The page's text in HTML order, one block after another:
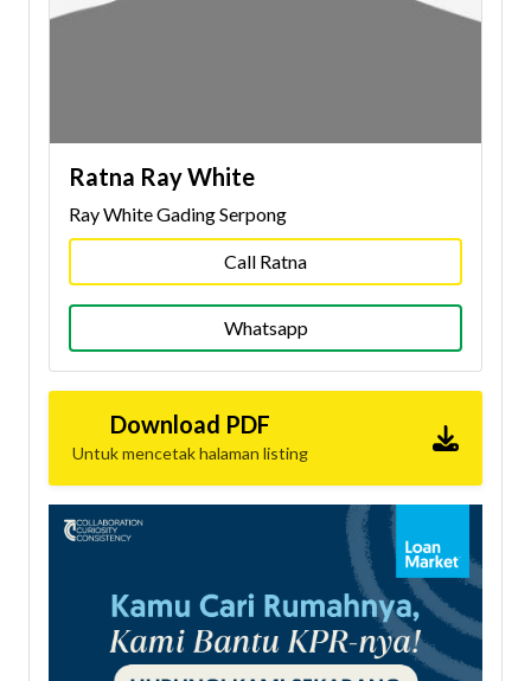
Ratna Ray White
Ray White Gading Serpong
Call Ratna
Whatsapp
Download PDF
Untuk mencetak halaman listing